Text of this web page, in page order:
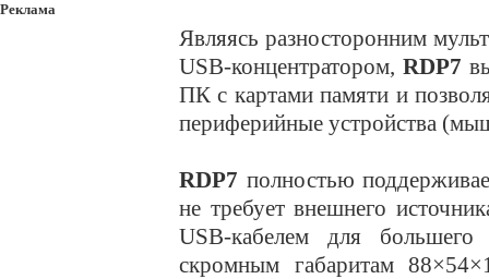
Реклама
Являясь разносторонним
USB-концентратором, RDP7
ПК с картами памяти и
периферийные устройства
RDP7 полностью
не требует внешнего
USB-кабелем для большего
скромным габаритам